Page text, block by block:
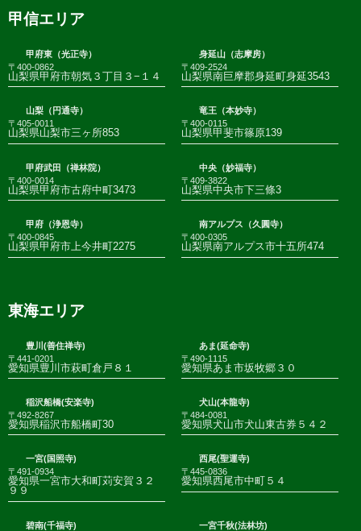
甲信エリア
甲府東（光正寺）
〒400-0862
山梨県甲府市朝気３丁目３−１４
身延山（志摩房）
〒409-2524
山梨県南巨摩郡身延町身延3543
山梨（円通寺）
〒405-0011
山梨県山梨市三ヶ所853
竜王（本妙寺）
〒400-0115
山梨県甲斐市篠原139
甲府武田（禅林院）
〒400-0014
山梨県甲府市古府中町3473
中央（妙福寺）
〒409-3822
山梨県中央市下三條3
甲府（浄恩寺）
〒400-0845
山梨県甲府市上今井町2275
南アルプス（久圓寺）
〒400-0305
山梨県南アルプス市十五所474
東海エリア
豊川(善住禅寺)
〒441-0201
愛知県豊川市萩町倉戸８１
あま(延命寺)
〒490-1115
愛知県あま市坂牧郷３０
稲沢船橋(安楽寺)
〒492-8267
愛知県稲沢市船橋町30
犬山(本龍寺)
〒484-0081
愛知県犬山市犬山東古券５４２
一宮(国照寺)
〒491-0934
愛知県一宮市大和町苅安賀３２
９９
西尾(聖運寺)
〒445-0836
愛知県西尾市中町５４
碧南(千福寺)
一宮千秋(法林坊)